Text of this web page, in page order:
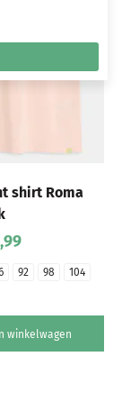
shirt Roma
92 98
104
winkelwagen